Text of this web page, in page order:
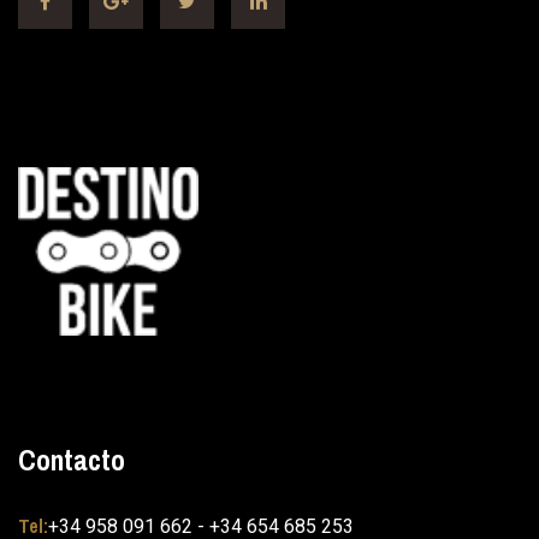
Contacto
Tel:+34 958 091 662 - +34 654 685 253